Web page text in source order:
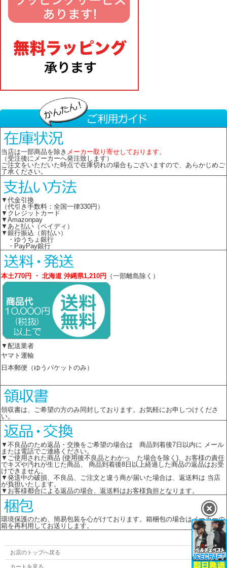
当店は一部商品を除き メーカー取り寄せしております。
（受注後にメーカーへ発注致します）
ご注文をいただいた時点で在庫切れの場合もございますので、あらかじめご
了承ください。
▼代金引換
（代引き手数料：全国一律330円）
▼クレジットカード
▼Amazonpay
▼あと払い（ペイディ）
▼銀行振込（前払い）
・ゆうちょ銀行
・PayPay銀行
本土770円 ・ 北海道 沖縄県1,210円 （一部離島除く）
▼配送業者
ヤマト運輸
日本郵便（ゆうパケットのみ）
領収書は、ご希望の方のみ同封しております。お気軽にお申しつけくださ
い。
▼不良品のため返品・交換をご希望の場合は 商品到着後7日以内に メール
または電話でご連絡ください。
▼ご使用された商品 (使用後不良品とわかっ た場合を除く)、お客様の責任
でキズや汚れが生じた商品、 商品到着後8日以上経過した商品の返品はお受
けできません。
▼発送中の破損、不良品、ご注文と違う商が届いた場合は、返送料は 当店
が負担いたします。
▼お客様都合による返品の場合、返送料はお客様負担となります。
環境保護のため、簡易包装を心がけております。箱梱包の場合はメーカーの
箱を再利用してお送りします。
お店のトップへ戻る
カートを見る